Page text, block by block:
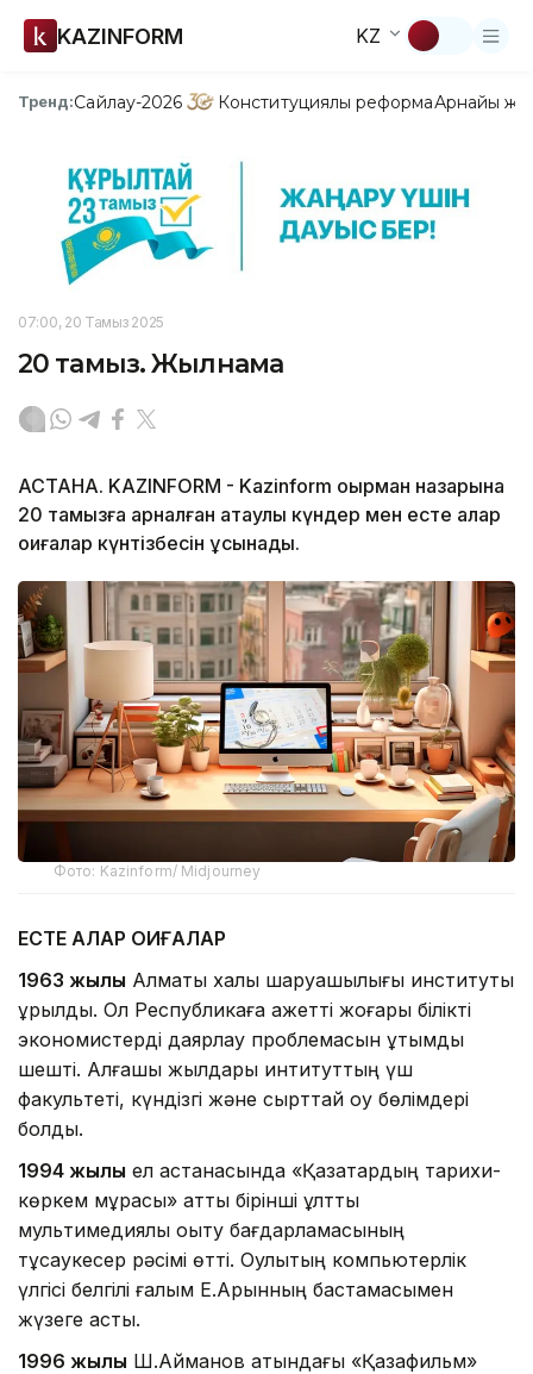
KAZINFORM KZ
Тренд:Сайлау-2026 Конституциялық реформаАрнайы
07:00, 20 Тамыз 2025
20 тамыз. Жылнама
АСТАНА. KAZINFORM - Kazinform оқырман назарына
20 тамызға арналған атаулы күндер мен есте қалар
оқиғалар күнтізбесін ұсынады.
Фото: Kazinform/ Midjourney
ЕСТЕ ҚАЛАР ОҚИҒАЛАР
1963 жылы Алматы халық шаруашылығы институты
құрылды. Ол Республикаға қажетті жоғары білікті
экономистерді даярлау проблемасын ұтымды
шешті. Алғашқы жылдары интитуттың үш
факультеті, күндізгі және сырттай оқу бөлімдері
болды.
1994 жылы ел астанасында «Қазақтардың тарихи-
көркем мұрасы» атты бірінші ұлттық
мультимедиялық оқыту бағдарламасының
тұсаукесер рәсімі өтті. Оқулықтың компьютерлік
үлгісі белгілі ғалым Е.Арынның бастамасымен
жүзеге асты.
1996 жылы Ш.Айманов атындағы «Қазақфильм»